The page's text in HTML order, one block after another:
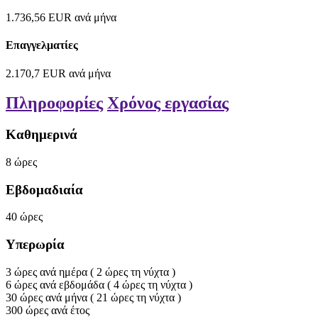
1.736,56 EUR ανά μήνα
Επαγγελματίες
2.170,7 EUR ανά μήνα
Πληροφορίες Χρόνος εργασίας
Καθημερινά
8 ώρες
Εβδομαδιαία
40 ώρες
Υπερωρία
3 ώρες ανά ημέρα ( 2 ώρες τη νύχτα )
6 ώρες ανά εβδομάδα ( 4 ώρες τη νύχτα )
30 ώρες ανά μήνα ( 21 ώρες τη νύχτα )
300 ώρες ανά έτος